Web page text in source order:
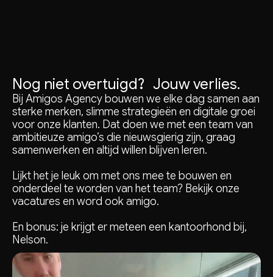
Nog niet overtuigd? Jouw verlies.
Bij Amigos Agency bouwen we elke dag samen aan
sterke merken, slimme strategieën en digitale groei
voor onze klanten. Dat doen we met een team van
ambitieuze amigo’s die nieuwsgierig zijn, graag
samenwerken en altijd willen blijven leren.
Lijkt het je leuk om met ons mee te bouwen en
onderdeel te worden van het team? Bekijk onze
vacatures en word ook amigo.
En bonus: je krijgt er meteen een kantoorhond bij,
Nelson.